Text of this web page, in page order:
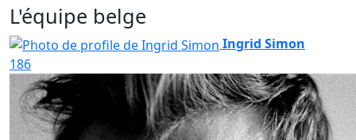
L'équipe belge
Ingrid Simon
186